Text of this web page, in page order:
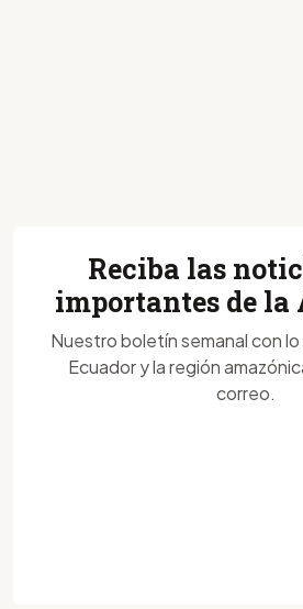
Reciba las
importantes de la
Nuestro boletín semanal con
Ecuador y la región
correo.